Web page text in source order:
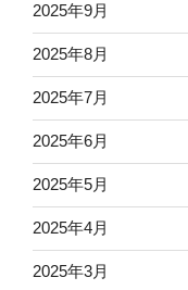
2025年9月
2025年8月
2025年7月
2025年6月
2025年5月
2025年4月
2025年3月